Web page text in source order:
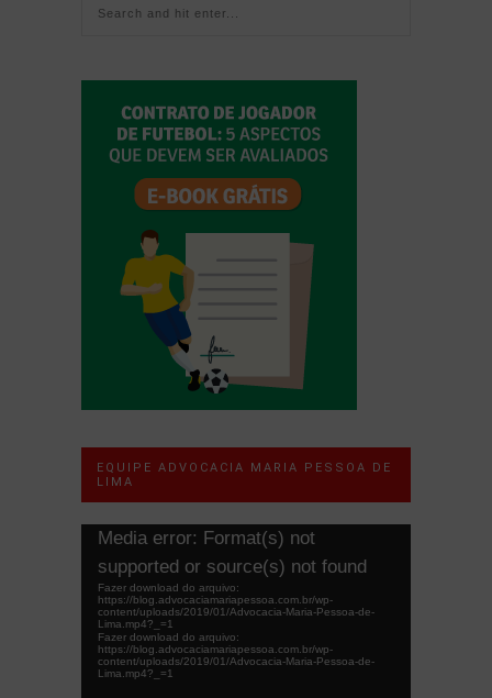
EQUIPE ADVOCACIA MARIA PESSOA DE
LIMA
Tocador
vídeo
Media error: Format(s) not
supported or source(s) not found
Fazer download do arquivo:
https://blog.advocaciamariapessoa.com.br/wp-
content/uploads/2019/01/Advocacia-Maria-Pessoa-de-
Lima.mp4?_=1
Fazer download do arquivo:
https://blog.advocaciamariapessoa.com.br/wp-
content/uploads/2019/01/Advocacia-Maria-Pessoa-de-
Lima.mp4?_=1